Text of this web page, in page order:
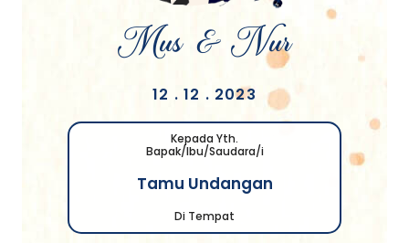
Mus & Nur
12 . 12 . 2023
Kepada Yth.
Bapak/Ibu/Saudara/i
Tamu Undangan
Di Tempat